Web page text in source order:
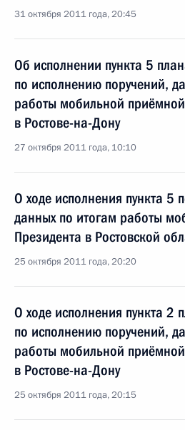
31 октября 2011 года, 20:45
Об исполнении пункта 5
по исполнению поручений,
работы мобильной
в Ростове-на-Дону
27 октября 2011 года, 10:10
О ходе исполнения пункта 5
данных по итогам работы
Президента в Ростовской
25 октября 2011 года, 20:20
О ходе исполнения пункта 2
по исполнению поручений,
работы мобильной
в Ростове-на-Дону
25 октября 2011 года, 20:15